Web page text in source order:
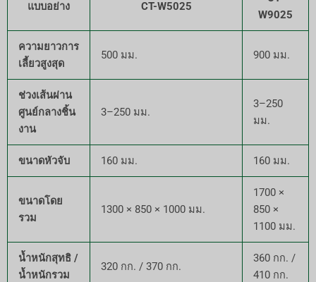
แบบอย่าง CT-W5025
W9025
ความยาวการ
เลี้ยวสูงสุด
500 มม. 900 มม.
ช่วงเส้นผ่าน
ศูนย์กลางชิ้น
งาน
3–250 มม.
3–250
มม.
ขนาดหัวจับ 160 มม. 160 มม.
ขนาดโดย
รวม
1300 × 850 × 1000 มม.
1700 ×
850 ×
1100 มม.
น้ำหนักสุทธิ /
น้ำหนักรวม
320 กก. / 370 กก.
360 กก. /
410 กก.